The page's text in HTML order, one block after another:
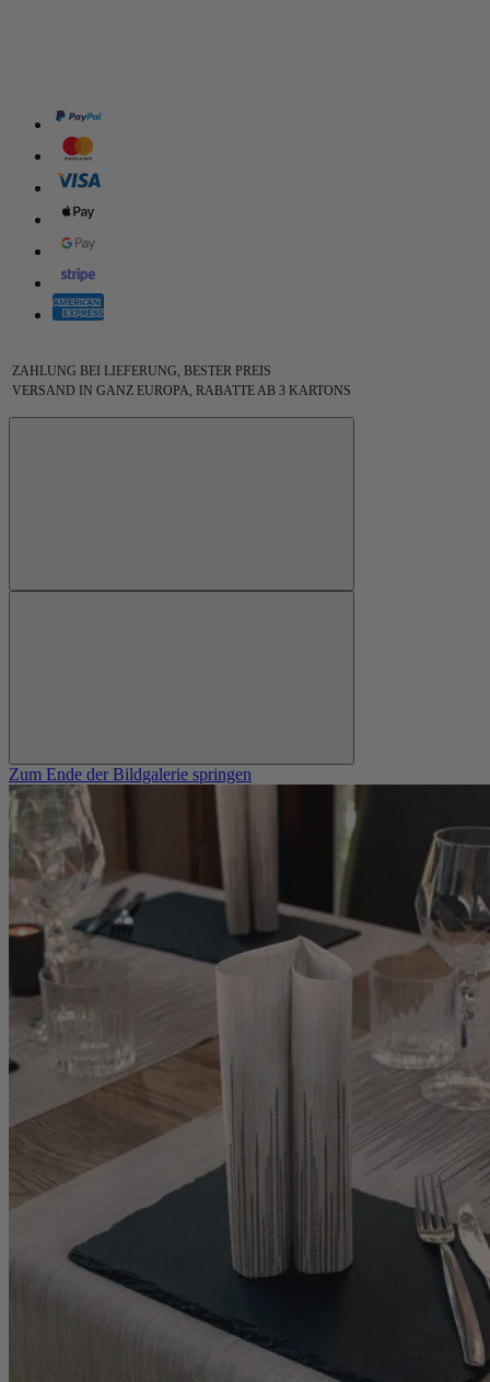
ZAHLUNG BEI LIEFERUNG, BESTER PREIS
VERSAND IN GANZ EUROPA, RABATTE AB 3 KARTONS
Zum Ende der Bildgalerie springen